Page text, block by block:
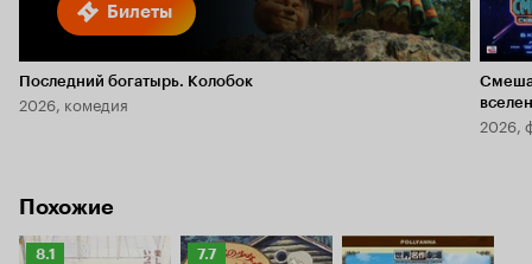
Билеты
Последний богатырь. Колобок
2026, комедия
2026,
Похожие
Рейтинг
8.1
Рейтинг
7.7